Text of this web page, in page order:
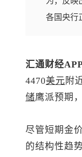
各国央行
汇通财经
4470美元 附
储鹰派预期
尽管短期金
的结构性趋